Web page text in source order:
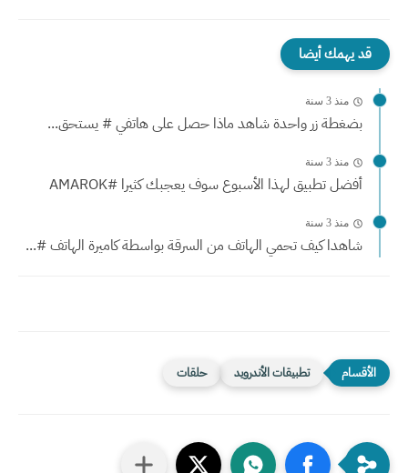
قد يهمك أيضا
منذ 3 سنة
بضغطة زر واحدة شاهد ماذا حصل على هاتفي # يستحق...
منذ 3 سنة
أفضل تطبيق لهذا الأسبوع سوف يعجبك كثيرا #AMAROK
منذ 3 سنة
شاهدا كيف تحمي الهاتف من السرقة بواسطة كاميرة الهاتف #...
تطبيقات الأندرويد حلقات